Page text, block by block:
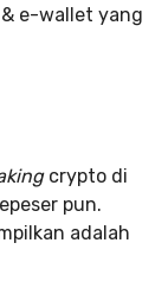
e-wallet yang
crypto di
pun.
adalah